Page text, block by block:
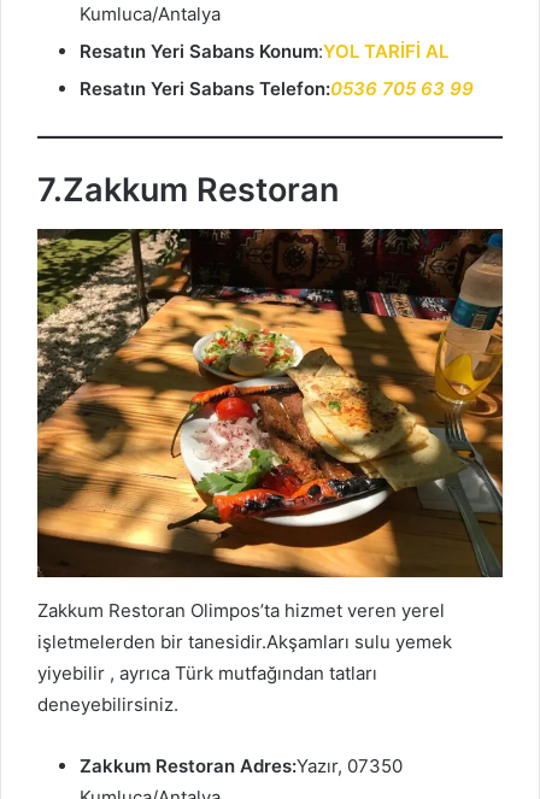
Kumluca/Antalya
Resatın Yeri Sabans Konum:YOL TARİFİ AL
Resatın Yeri Sabans Telefon:0536 705 63 99
7.Zakkum Restoran
Zakkum Restoran Olimpos’ta hizmet veren yerel
işletmelerden bir tanesidir.Akşamları sulu yemek
yiyebilir , ayrıca Türk mutfağından tatları
deneyebilirsiniz.
Zakkum Restoran Adres:Yazır, 07350